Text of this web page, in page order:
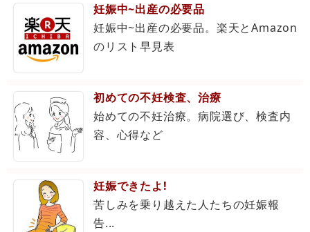
妊娠中~出産の必要品
妊娠中~出産の必要品。楽天とAmazon
のリスト早見表
初めての不妊検査、治療
始めての不妊治療。病院選び、検査内
容、心得など
妊娠できたよ!
苦しみを乗り越えた人たちの妊娠報
告...